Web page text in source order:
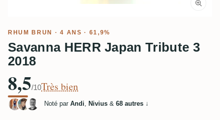
RHUM BRUN · 4 ANS · 61,9%
Savanna HERR Japan Tribute 3
2018
8,5/10Très bien
Noté par Andi, Nivius & 68 autres ↓